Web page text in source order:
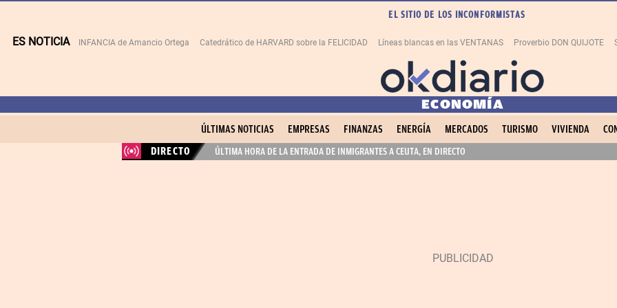
EL SITIO DE LOS INCONFORMISTAS
ES NOTICIA INFANCIA de Amancio Ortega Catedrático de HARVARD sobre la FELICIDAD Líneas blancas en las VENTANAS Proverbio DON QUIJOTE
ECONOMÍA
ÚLTIMAS NOTICIAS EMPRESAS FINANZAS ENERGÍA MERCADOS TURISMO VIVIENDA
DIRECTO
ÚLTIMA HORA DE LA ENTRADA DE INMIGRANTES A CEUTA, EN DIRECTO